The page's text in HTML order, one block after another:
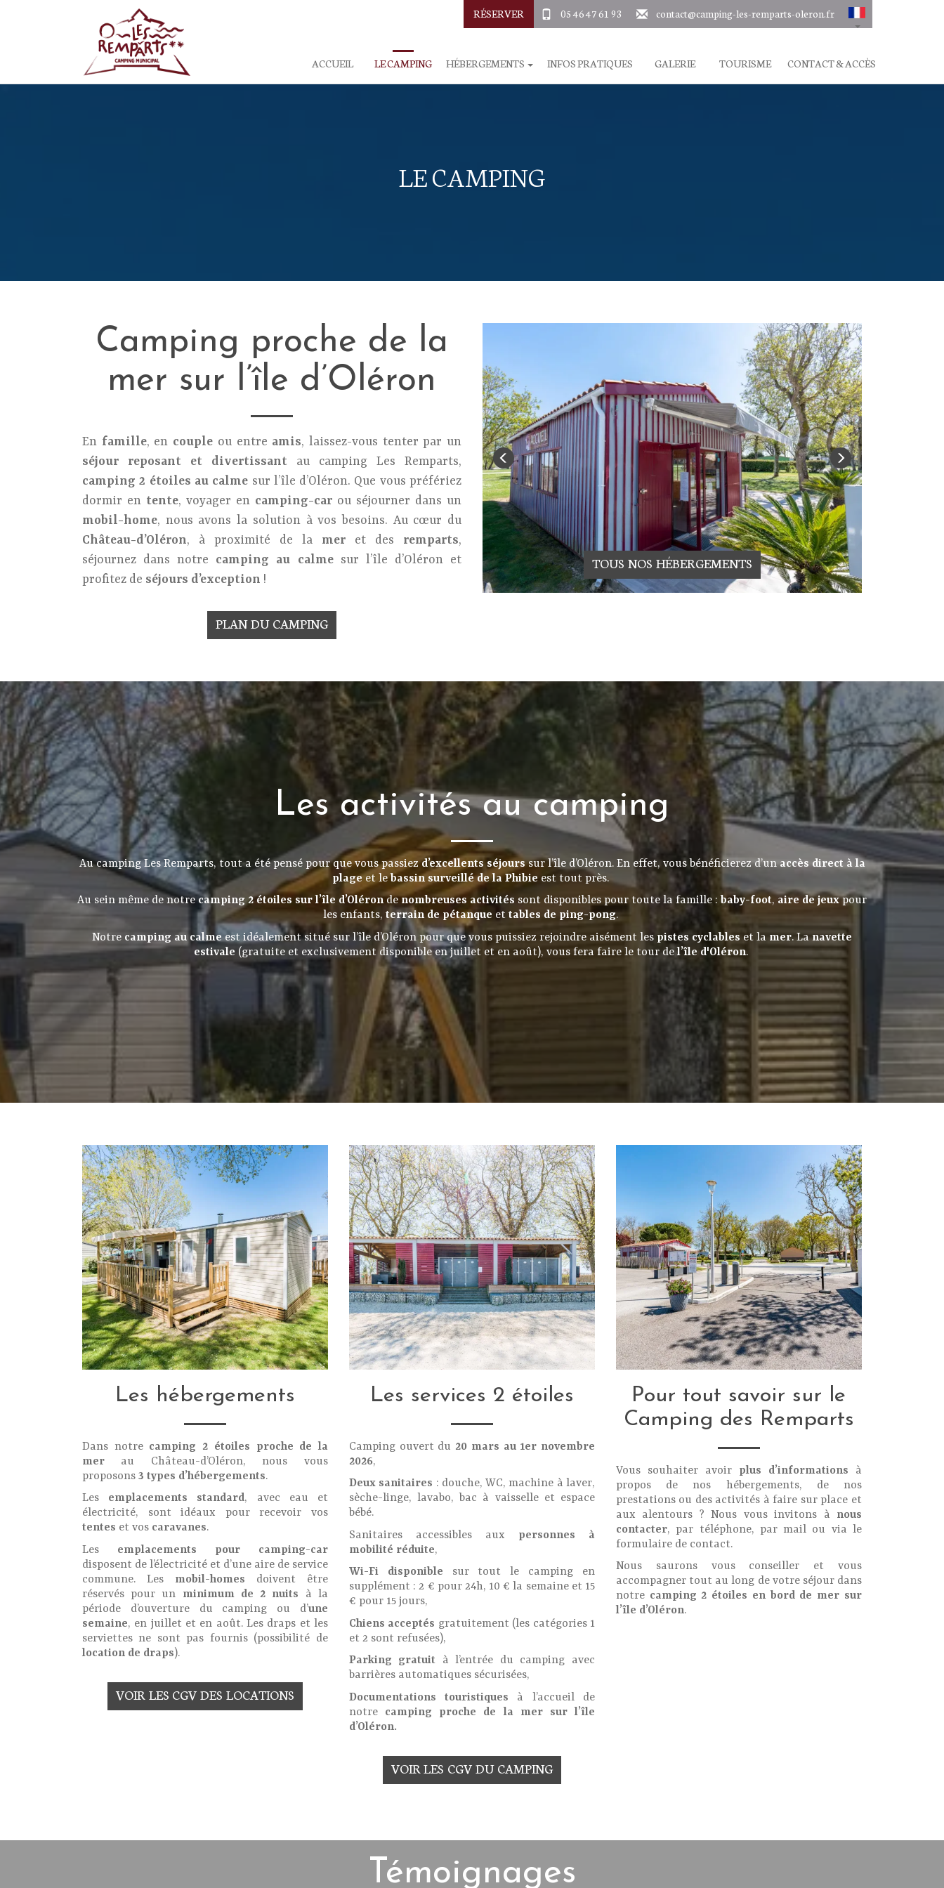
RÉSERVER 05 46 47 61 93 contact@camping-les-remparts-oleron.fr
ACCUEIL LE CAMPING HÉBERGEMENTS INFOS PRATIQUES GALERIE TOURISME CONTACT & ACCÈS
LE CAMPING
Camping proche de la
mer sur l’île d’Oléron
En famille, en couple ou entre amis, laissez-vous tenter par un
séjour reposant et divertissant au camping Les Remparts,
camping 2 étoiles au calme sur l’île d’Oléron. Que vous préfériez
dormir en tente, voyager en camping-car ou séjourner dans un
mobil-home, nous avons la solution à vos besoins. Au cœur du
Château-d’Oléron, à proximité de la mer et des remparts,
séjournez dans notre camping au calmesur l’île d’Oléron et
profitez de séjours d’exception !
PLAN DU CAMPING
TOUS NOS HÉBERGEMENTS
Les activités au camping
Au camping Les Remparts, tout a été pensé pour que vous passiezd’excellents séjourssur l’île d’Oléron. En effet, vous bénéficierez d’unaccès direct à la
plageet lebassin surveillé de la Phibie est tout près.
Au sein même de notrecamping 2 étoiles sur l’île d’Oléron denombreuses activités sont disponibles pour toute la famille : baby-foot, aire de jeuxpour
les enfants, terrain de pétanque et tables de ping-pong.
Notre camping au calme est idéalement situé sur l’île d’Oléron pour que vous puissiez rejoindre aisément les pistes cyclables et la mer. Lanavette
estivale (gratuite et exclusivement disponible en juillet et en août), vous fera faire le tour del’île d'Oléron.
Les hébergements
Dans notre camping 2 étoiles proche de la
mer au Château-d’Oléron, nous vous
proposons 3 types d’hébergements.
Les emplacements standard, avec eau et
électricité, sont idéaux pour recevoir vos
tentes et vos caravanes.
Les emplacements pour camping-car
disposent de l’électricité et d’une aire de service
commune. Les mobil-homes doivent être
réservés pour un minimum de 2 nuits à la
période d’ouverture du camping ou d’une
semaine, en juillet et en août. Les draps et les
serviettes ne sont pas fournis (possibilité de
location de draps).
VOIR LES CGV DES LOCATIONS
Les services 2 étoiles
Camping ouvert du 20 mars au 1er novembre
2026,
Deux sanitaires : douche, WC, machine à laver,
sèche-linge, lavabo, bac à vaisselle et espace
bébé.
Sanitaires accessibles aux personnes à
mobilité réduite,
Wi-Fi disponible sur tout le camping en
supplément : 2 € pour 24h, 10 € la semaine et 15
€ pour 15 jours,
Chiens acceptés gratuitement (les catégories 1
et 2 sont refusées),
Parking gratuit à l’entrée du camping avec
barrières automatiques sécurisées,
Documentations touristiques à l’accueil de
notre camping proche de la mer sur l’île
d’Oléron.
VOIR LES CGV DU CAMPING
Pour tout savoir sur le
Camping des Remparts
Vous souhaiter avoir plus d’informations à
propos de nos hébergements, de nos
prestations ou des activités à faire sur place et
aux alentours ? Nous vous invitons à nous
contacter, par téléphone, par mail ou via le
formulaire de contact.
Nous saurons vous conseiller et vous
accompagner tout au long de votre séjour dans
notre camping 2 étoiles en bord de mer sur
l’île d’Oléron.
Témoignages